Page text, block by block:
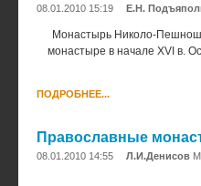
08.01.2010 15:19 Е.Н.
Монастырь Николо-
монастыре в начале XVI в.
ПОДРОБНЕЕ...
Православные
08.01.2010 14:55 Л.И.Денисов